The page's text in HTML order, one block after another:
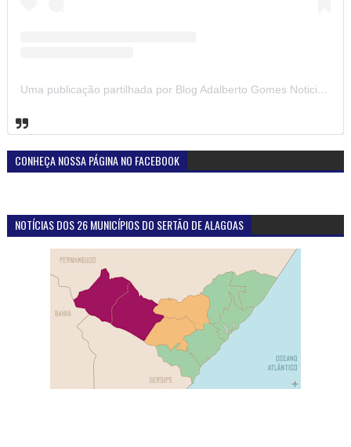
Uma publicação partilhada por Blog Adalberto Gomes Noticias (@blogadalbertogomesnoticiass)
CONHEÇA NOSSA PÁGINA NO FACEBOOK
NOTÍCIAS DOS 26 MUNICÍPIOS DO SERTÃO DE ALAGOAS